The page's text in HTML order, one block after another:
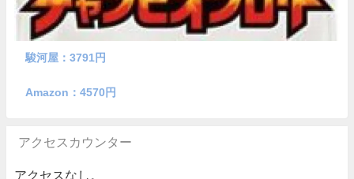
駿河屋：3791円
Amazon：4570円
アクセスカウンター
アクセスなし。